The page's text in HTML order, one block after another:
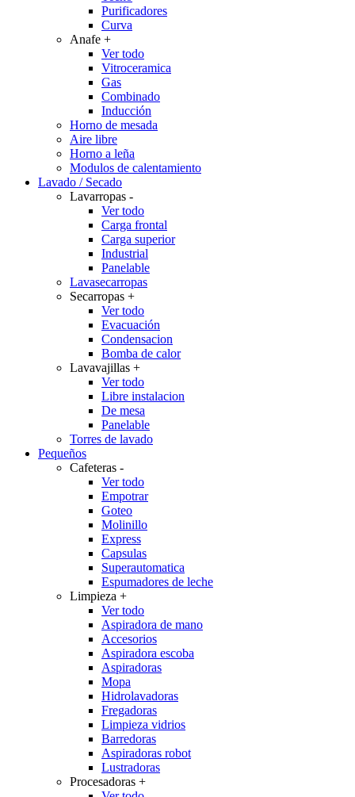
Purificadores
Curva
Anafe +
Ver todo
Vitroceramica
Gas
Combinado
Inducción
Horno de mesada
Aire libre
Horno a leña
Modulos de calentamiento
Lavado / Secado
Lavarropas -
Ver todo
Carga frontal
Carga superior
Industrial
Panelable
Lavasecarropas
Secarropas +
Ver todo
Evacuación
Condensacion
Bomba de calor
Lavavajillas +
Ver todo
Libre instalacion
De mesa
Panelable
Torres de lavado
Pequeños
Cafeteras -
Ver todo
Empotrar
Goteo
Molinillo
Express
Capsulas
Superautomatica
Espumadores de leche
Limpieza +
Ver todo
Aspiradora de mano
Accesorios
Aspiradora escoba
Aspiradoras
Mopa
Hidrolavadoras
Fregadoras
Limpieza vidrios
Barredoras
Aspiradoras robot
Lustradoras
Procesadoras +